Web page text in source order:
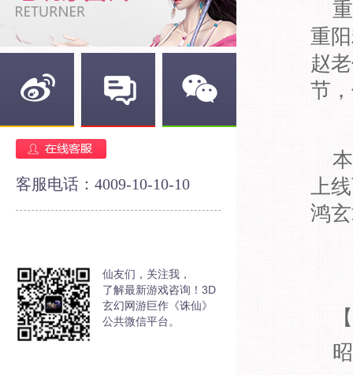
客服电话：4009-10-10-10
仙友们，关注我，
了解最新游戏咨询！3D
玄幻网游巨作《诛仙》
公共微信平台。
重
赵
节
上
鸿